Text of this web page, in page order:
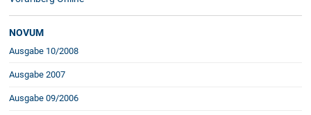
NOVUM
Ausgabe 10/2008
Ausgabe 2007
Ausgabe 09/2006